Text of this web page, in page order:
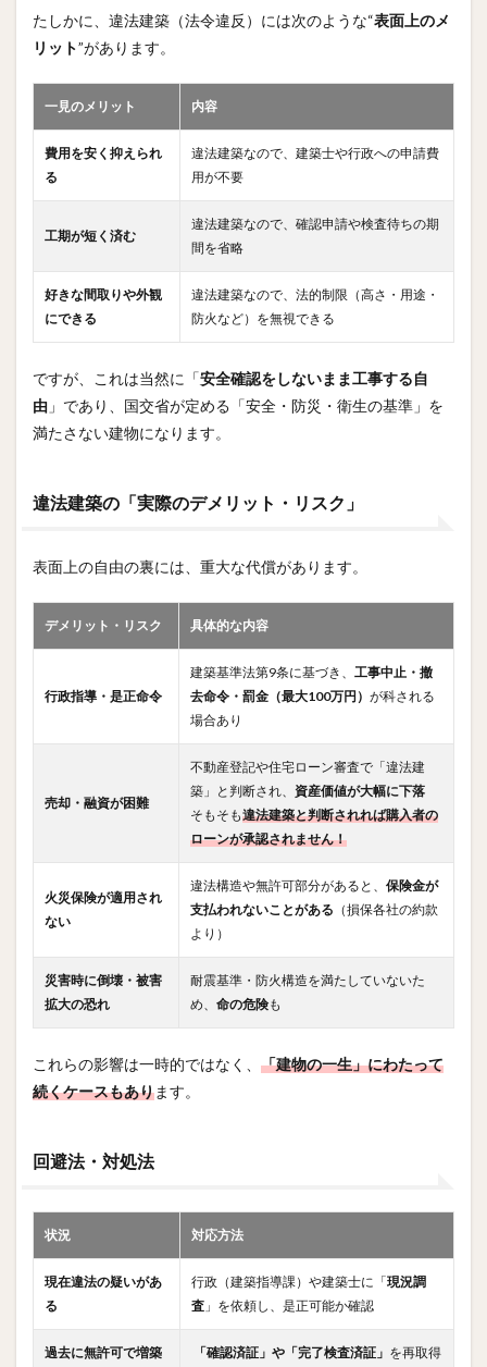
たしかに、違法建築（法令違反）には次のような“表面上のメ
リット”があります。
一見のメリット 内容
費用を安く抑えられ
る
違法建築なので、建築士や行政への申請費
用が不要
工期が短く済む
違法建築なので、確認申請や検査待ちの期
間を省略
好きな間取りや外観
にできる
違法建築なので、法的制限（高さ・用途・
防火など）を無視できる
ですが、これは当然に「安全確認をしないまま工事する自
由 」であり、国交省が定める「安全・防災・衛生の基準」を
満たさない建物になります。
違法建築の「実際のデメリット・リスク」
表面上の自由の裏には、重大な代償があります。
デメリット・リスク 具体的な内容
行政指導・是正命令
建築基準法第9条に基づき、 工事中止・撤
去命令・罰金（最大100万円） が科される
場合あり
売却・融資が困難
不動産登記や住宅ローン審査で「違法建
築」と判断され、 資産価値が大幅に下落
そもそも違法建築と判断されれば購入者の
ローンが承認されません！
火災保険が適用され
ない
違法構造や無許可部分があると、 保険金が
支払われないことがある （損保各社の約款
より）
災害時に倒壊・被害
拡大の恐れ
耐震基準・防火構造を満たしていないた
め、 命の危険も
これらの影響は一時的ではなく、 「建物の一生」にわたって
続くケースもあります。
回避法・対処法
状況 対応方法
現在違法の疑いがあ
る
行政（建築指導課）や建築士に「現況調
査 」を依頼し、是正可能か確認
過去に無許可で増築
「確認済証」や「完了検査済証」 を再取得